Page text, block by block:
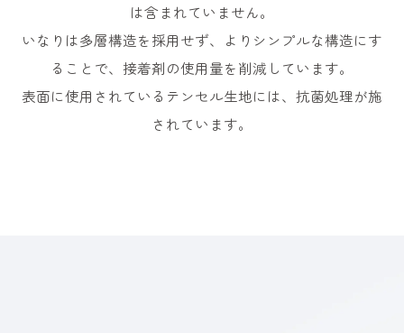
は含まれていません。
いなりは多層構造を採用せず、よりシンプルな構造にす
ることで、接着剤の使用量を削減しています。
表面に使用されているテンセル生地には、抗菌処理が施
されています。